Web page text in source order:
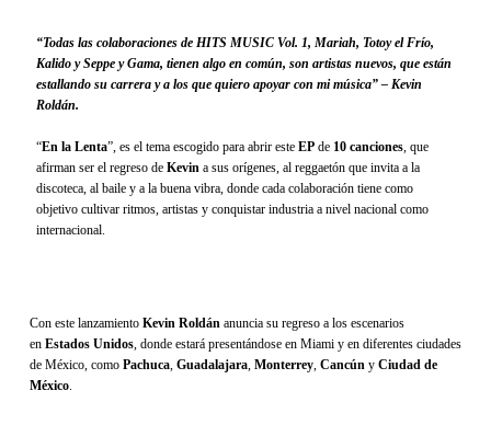
“Todas las colaboraciones de HITS MUSIC Vol. 1, Mariah, Totoy el Frío,
Kalido y Seppe y Gama, tienen algo en común, son artistas nuevos, que están
estallando su carrera y a los que quiero apoyar con mi música” – Kevin
Roldán.
“En la Lenta”, es el tema escogido para abrir este EP de 10 canciones, que
afirman ser el regreso de Kevin a sus orígenes, al reggaetón que invita a la
discoteca, al baile y a la buena vibra, donde cada colaboración tiene como
objetivo cultivar ritmos, artistas y conquistar industria a nivel nacional como
internacional.
Con este lanzamiento Kevin Roldán anuncia su regreso a los escenarios
en Estados Unidos, donde estará presentándose en Miami y en diferentes ciudades
de México, como Pachuca, Guadalajara, Monterrey, Cancún y Ciudad de
México.